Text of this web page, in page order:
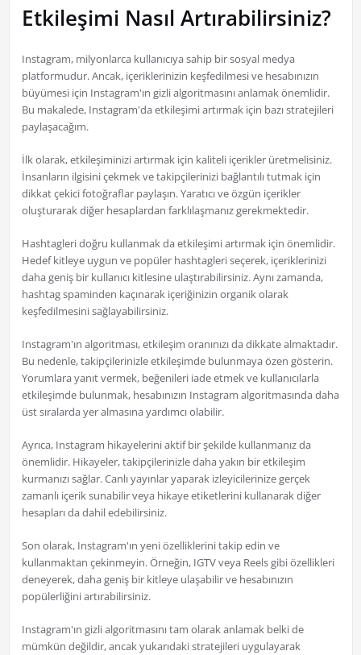
Etkileşimi Nasıl Artırabilirsiniz?
Instagram, milyonlarca kullanıcıya sahip bir sosyal medya
platformudur. Ancak, içeriklerinizin keşfedilmesi ve hesabınızın
büyümesi için Instagram'ın gizli algoritmasını anlamak önemlidir.
Bu makalede, Instagram'da etkileşimi artırmak için bazı stratejileri
paylaşacağım.
İlk olarak, etkileşiminizi artırmak için kaliteli içerikler üretmelisiniz.
İnsanların ilgisini çekmek ve takipçilerinizi bağlantılı tutmak için
dikkat çekici fotoğraflar paylaşın. Yaratıcı ve özgün içerikler
oluşturarak diğer hesaplardan farklılaşmanız gerekmektedir.
Hashtagleri doğru kullanmak da etkileşimi artırmak için önemlidir.
Hedef kitleye uygun ve popüler hashtagleri seçerek, içeriklerinizi
daha geniş bir kullanıcı kitlesine ulaştırabilirsiniz. Aynı zamanda,
hashtag spaminden kaçınarak içeriğinizin organik olarak
keşfedilmesini sağlayabilirsiniz.
Instagram'ın algoritması, etkileşim oranınızı da dikkate almaktadır.
Bu nedenle, takipçilerinizle etkileşimde bulunmaya özen gösterin.
Yorumlara yanıt vermek, beğenileri iade etmek ve kullanıcılarla
etkileşimde bulunmak, hesabınızın Instagram algoritmasında daha
üst sıralarda yer almasına yardımcı olabilir.
Ayrıca, Instagram hikayelerini aktif bir şekilde kullanmanız da
önemlidir. Hikayeler, takipçilerinizle daha yakın bir etkileşim
kurmanızı sağlar. Canlı yayınlar yaparak izleyicilerinize gerçek
zamanlı içerik sunabilir veya hikaye etiketlerini kullanarak diğer
hesapları da dahil edebilirsiniz.
Son olarak, Instagram'ın yeni özelliklerini takip edin ve
kullanmaktan çekinmeyin. Örneğin, IGTV veya Reels gibi özellikleri
deneyerek, daha geniş bir kitleye ulaşabilir ve hesabınızın
popülerliğini artırabilirsiniz.
Instagram'ın gizli algoritmasını tam olarak anlamak belki de
mümkün değildir, ancak yukarıdaki stratejileri uygulayarak